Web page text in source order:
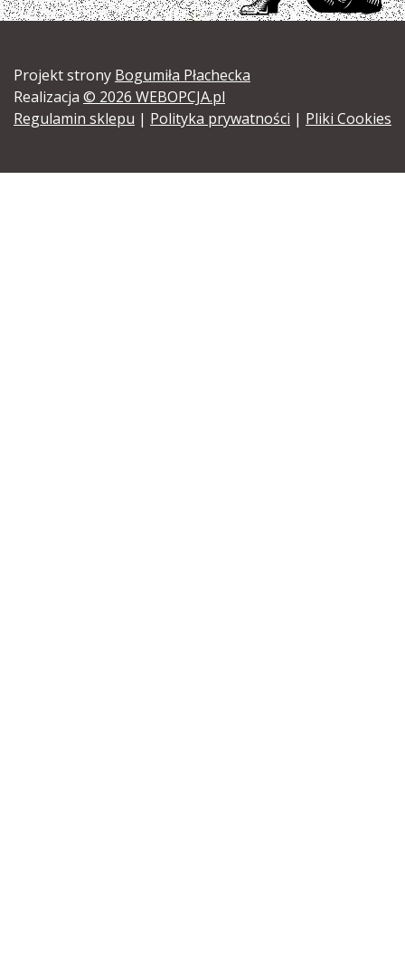
Projekt strony Bogumiła Płachecka
Realizacja © 2026 WEBOPCJA.pl
Regulamin sklepu | Polityka prywatności | Pliki Cookies